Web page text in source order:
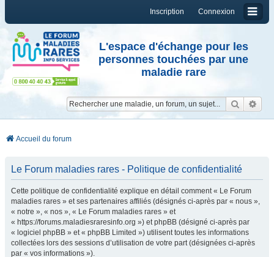
Connexion
Inscription
L'espace d'échange pour les
personnes touchées par une
maladie rare
Accueil du forum
Le Forum maladies rares - Politique de confidentialité
Cette politique de confidentialité explique en détail comment « Le Forum
maladies rares » et ses partenaires affiliés (désignés ci-après par « nous »,
« notre », « nos », « Le Forum maladies rares » et
« https://forums.maladiesraresinfo.org ») et phpBB (désigné ci-après par
« logiciel phpBB » et « phpBB Limited ») utilisent toutes les informations
collectées lors des sessions d’utilisation de votre part (désignées ci-après
par « vos informations »).